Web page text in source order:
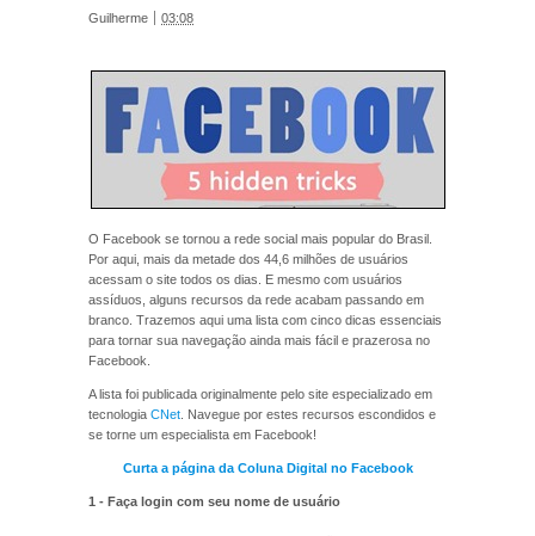
03:08
Guilherme
O Facebook se tornou a rede social mais popular do Brasil.
Por aqui, mais da metade dos 44,6 milhões de usuários
acessam o site todos os dias. E mesmo com usuários
assíduos, alguns recursos da rede acabam passando em
branco. Trazemos aqui uma lista com cinco dicas essenciais
para tornar sua navegação ainda mais fácil e prazerosa no
Facebook.
A lista foi publicada originalmente pelo site especializado em
tecnologia CNet . Navegue por estes recursos escondidos e
se torne um especialista em Facebook!
Curta a página da Coluna Digital no Facebook
1 - Faça login com seu nome de usuário